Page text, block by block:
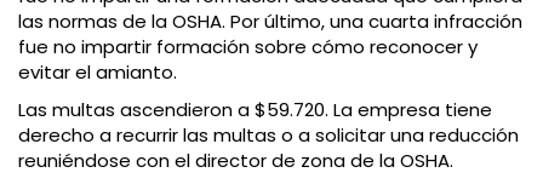
las normas de la OSHA. Por último, una cuarta infracción
fue no impartir formación sobre cómo reconocer y
evitar el amianto.
Las multas ascendieron a $59.720. La empresa tiene
derecho a recurrir las multas o a solicitar una reducción
reuniéndose con el director de zona de la OSHA.